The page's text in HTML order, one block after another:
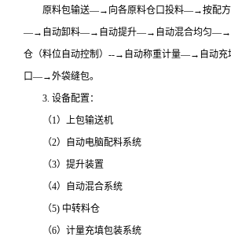
原料包输送―→向各原料仓口投料―→按配方电
―→自动卸料―→自动提升―→自动混合均匀―→
仓（料位自动控制）--→自动称重计量―→自动
口―→外袋缝包。
3. 设备配置：
（1）上包输送机
（2）自动电脑配料系统
（3）提升装置
（4）自动混合系统
（5) 中转料仓
（6）计量充填包装系统